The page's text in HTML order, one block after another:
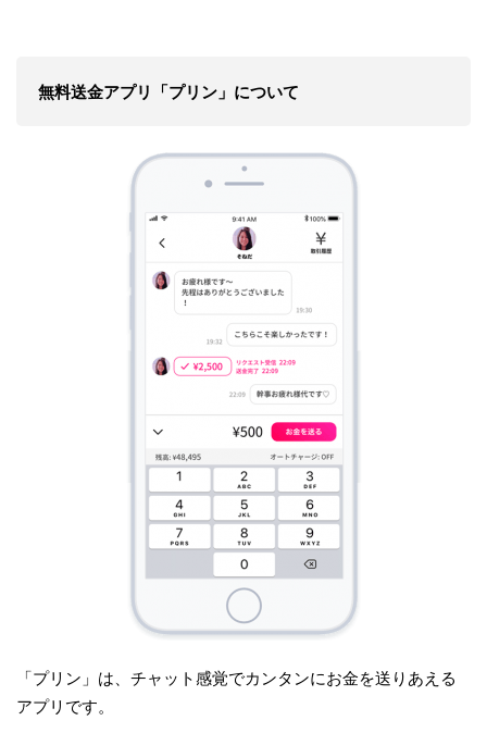
無料送金アプリ「プリン」について
「プリン」は、チャット感覚でカンタンにお金を送りあえる
アプリです。